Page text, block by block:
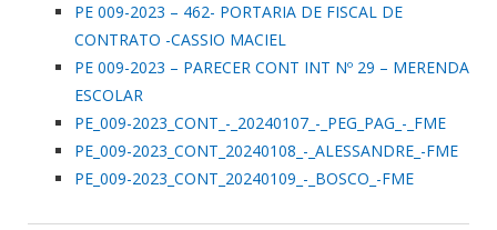
PE 009-2023 – 462- PORTARIA DE FISCAL DE
CONTRATO -CASSIO MACIEL
PE 009-2023 – PARECER CONT INT Nº 29 – MERENDA
ESCOLAR
PE_009-2023_CONT_-_20240107_-_PEG_PAG_-_FME
PE_009-2023_CONT_20240108_-_ALESSANDRE_-FME
PE_009-2023_CONT_20240109_-_BOSCO_-FME